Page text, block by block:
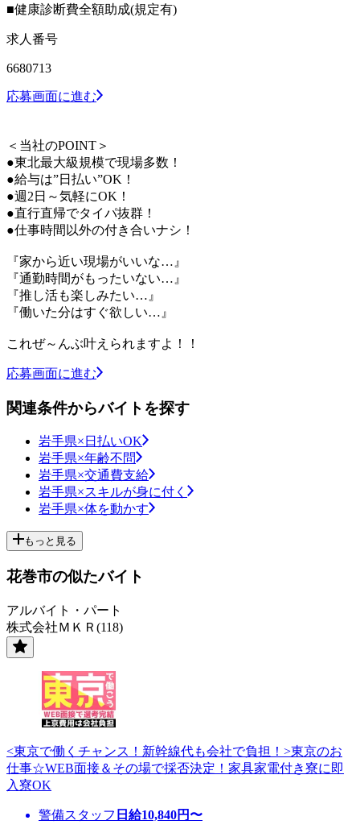
■健康診断費全額助成(規定有)
求人番号
6680713
応募画面に進む
＜当社のPOINT＞
●東北最大級規模で現場多数！
●給与は”日払い”OK！
●週2日～気軽にOK！
●直行直帰でタイパ抜群！
●仕事時間以外の付き合いナシ！
『家から近い現場がいいな…』
『通勤時間がもったいない…』
『推し活も楽しみたい…』
『働いた分はすぐ欲しい…』
これぜ～んぶ叶えられますよ！！
応募画面に進む
関連条件からバイトを探す
岩手県×日払いOK
岩手県×年齢不問
岩手県×交通費支給
岩手県×スキルが身に付く
岩手県×体を動かす
もっと見る
花巻市の似たバイト
アルバイト・パート
株式会社ＭＫＲ(118)
<東京で働くチャンス！新幹線代も会社で負担！>東京のお
仕事☆WEB面接＆その場で採否決定！家具家電付き寮に即
入寮OK
警備スタッフ 日給10,840円〜